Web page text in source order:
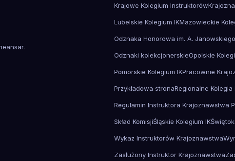
.
Krajowe Kolegium Instruktorów
Lubelskie Kolegium IKMazowieckie
Odznaka Honorowa im. A. Janowskiego
Odznaki kolekcjonerskieOpolskie
Pomorskie Kolegium IKPracownie
Przykładowa stronaRegionalne
Regulamin Instruktora Krajoznawstwa
Skład KomisjiŚląskie Kolegium IK
Wykaz Instruktorów Krajoznawstwa
Zasłużony Instruktor Krajoznawstwa